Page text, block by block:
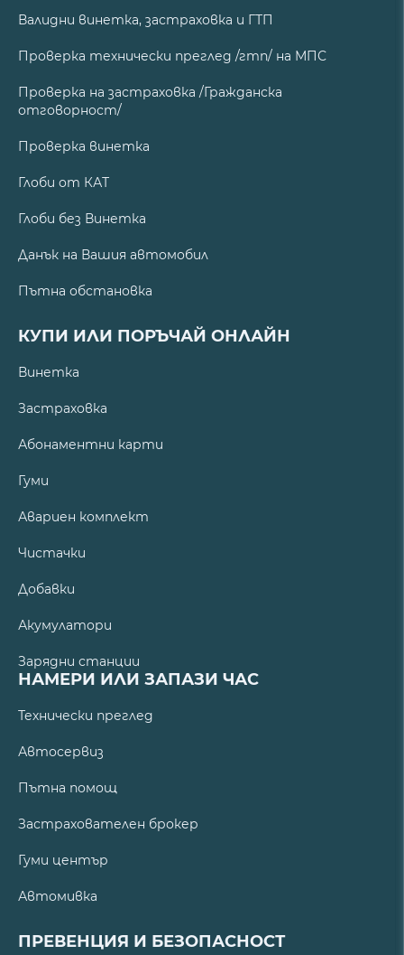
Валидни винетка, застраховка и ГТП
Проверка технически преглед /гтп/ на МПС
Проверка на застраховка /Гражданска
отговорност/
Проверка винетка
Глоби от КАТ
Глоби без Винетка
Данък на Вашия автомобил
Пътна обстановка
КУПИ ИЛИ ПОРЪЧАЙ ОНЛАЙН
Винетка
Застраховка
Абонаментни карти
Гуми
Авариен комплект
Чистачки
Добавки
Акумулатори
Зарядни станции
НАМЕРИ ИЛИ ЗАПАЗИ ЧАС
Технически преглед
Автосервиз
Пътна помощ
Застрахователен брокер
Гуми център
Автомивка
ПРЕВЕНЦИЯ И БЕЗОПАСНОСТ